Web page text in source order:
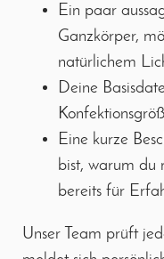
Ein paar
Ganzkörper,
natürlichem
Deine
Eine kurze
bist, warum du
bereits für
Unser Team prüft